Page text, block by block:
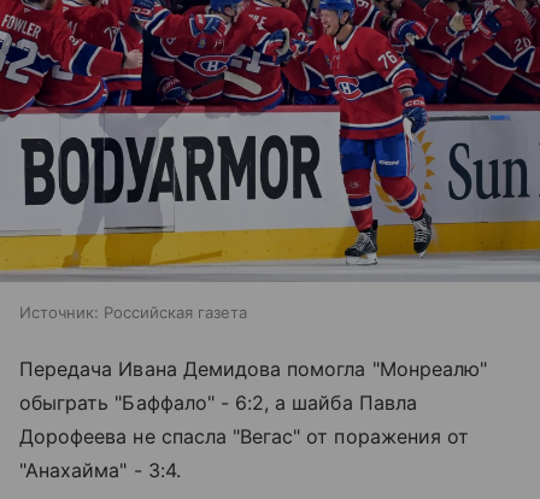
Источник: Российская газета
Передача Ивана Демидова помогла "Монреалю"
обыграть "Баффало" - 6:2, а шайба Павла
Дорофеева не спасла "Вегас" от поражения от
"Анахайма" - 3:4.